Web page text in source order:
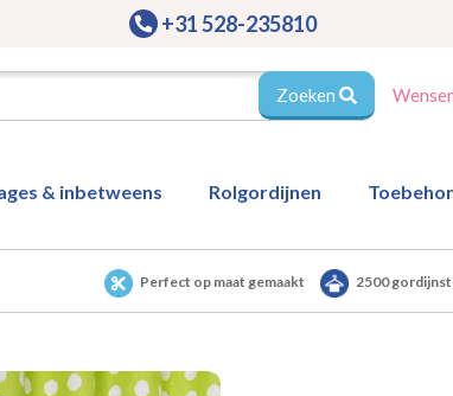
+31 528-235810
Zoeken
& inbetweens Rolgordijnen
Perfect op maat gemaakt 2500